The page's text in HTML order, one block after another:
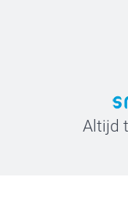
Altijd